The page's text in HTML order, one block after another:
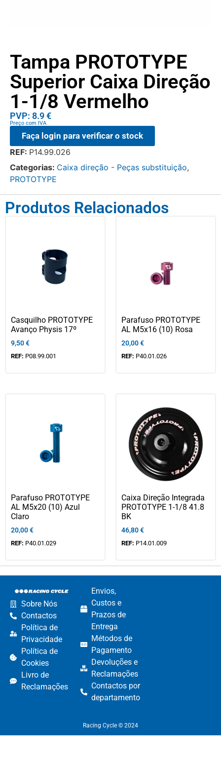
Tampa PROTOTYPE
Superior Caixa Direção
1-1/8 Vermelho
PVP: 8.9 €
Preço com IVA
Faça login para verificar o stock
REF: P14.99.026
Categorias: Caixa direção - Peças substituição,
PROTOTYPE
Produtos Relacionados
Casquilho PROTOTYPE
Avanço Physis 17º
9,50€
REF: P08.99.001
Parafuso PROTOTYPE
AL M5x16 (10) Rosa
20,00€
REF: P40.01.026
Parafuso PROTOTYPE
AL M5x20 (10) Azul
Claro
20,00€
REF: P40.01.029
Caixa Direção Integrada
PROTOTYPE 1-1/8 41.8
BK
46,80€
REF: P14.01.009
Sobre Nós
Contactos
Política de
Privacidade
Política de
Cookies
Livro de
Reclamações
Envios,
Custos e
Prazos de
Entrega
Métodos de
Pagamento​
Devoluções e
Reclamações​
Contactos por
departamento​
Racing Cycle © 2024